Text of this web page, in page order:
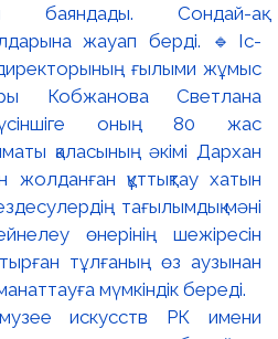
баяндады. Сондай-ақ
жауап берді. 🔹Іс-
ғылыми жұмыс
Кобжанова Светлана
оның 80 жас
қаласының әкімі Дархан
құттықтау хатын
тағылымдық мәні
өнерінің шежіресін
тұлғаның өз аузынан
мүмкіндік береді.